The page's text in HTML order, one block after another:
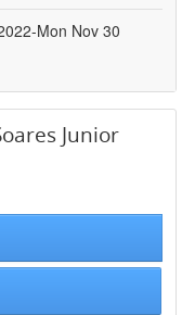
Mon Nov 30
Junior